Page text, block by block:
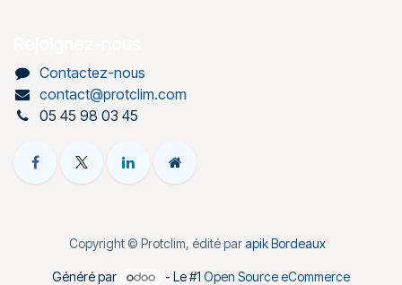
Contactez-nous
contact@protclim.com
05 45 98 03 45
Copyright © Protclim, édité parapik Bordeaux
Généré par - Le #1Open Source eCommerce